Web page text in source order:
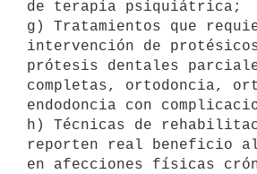
de terapia psiquiátrica;
g) Tratamientos que
intervención de
prótesis dentales
completas, ortodoncia,
endodoncia con
h) Técnicas de
reporten real beneficio
en afecciones físicas